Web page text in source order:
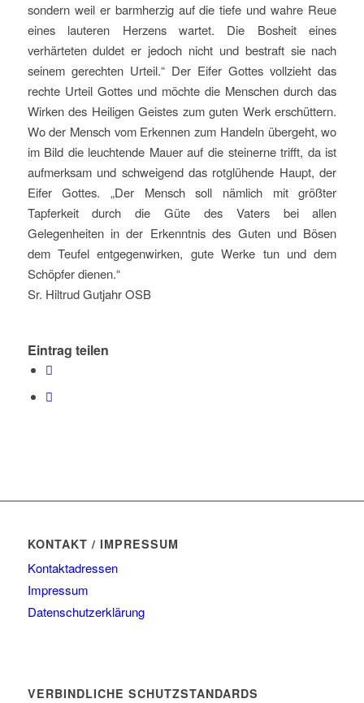
sondern weil er barmherzig auf die tiefe und wahre Reue
eines lauteren Herzens wartet. Die Bosheit eines
verhärteten duldet er jedoch nicht und bestraft sie nach
seinem gerechten Urteil.“ Der Eifer Gottes vollzieht das
rechte Urteil Gottes und möchte die Menschen durch das
Wirken des Heiligen Geistes zum guten Werk erschüttern.
Wo der Mensch vom Erkennen zum Handeln übergeht, wo
im Bild die leuchtende Mauer auf die steinerne trifft, da ist
aufmerksam und schweigend das rotglühende Haupt, der
Eifer Gottes. „Der Mensch soll nämlich mit größter
Tapferkeit durch die Güte des Vaters bei allen
Gelegenheiten in der Erkenntnis des Guten und Bösen
dem Teufel entgegenwirken, gute Werke tun und dem
Schöpfer dienen.“
Sr. Hiltrud Gutjahr OSB
Eintrag teilen
KONTAKT / IMPRESSUM
Kontaktadressen
Impressum
Datenschutzerklärung
VERBINDLICHE SCHUTZSTANDARDS